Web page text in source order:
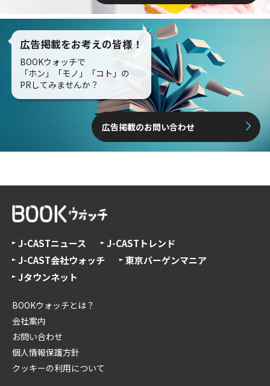
広告掲載をお考えの皆様！
BOOKウォッチで
「ホン」「モノ」「コト」の
PRしてみませんか？
広告掲載のお問い合わせ
J-CASTニュース
J-CASTトレンド
J-CAST会社ウォッチ
東京バーゲンマニア
Jタウンネット
BOOKウォッチとは？
会社案内
お問い合わせ
個人情報保護方針
クッキーの利用について